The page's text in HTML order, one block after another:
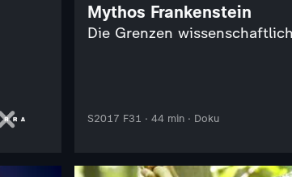
Mythos Frankenstein
Die Grenzen
S2017 F31 · 44 min · Doku